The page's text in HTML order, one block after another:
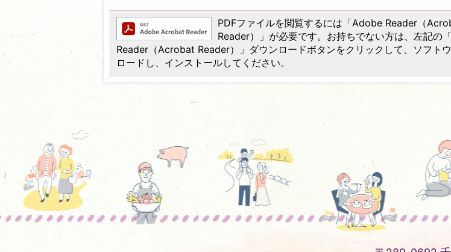
PDFファイルを閲覧するには「Adobe Reader（
Reader）」が必要です。お持ちでない方は、左記の
Reader（Acrobat Reader）」ダウンロードボタンをクリックして、ソフト
ロードし、インストールしてください。